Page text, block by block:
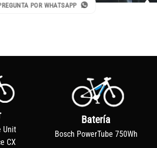
POR WHATSAPP
Unit
CX
Batería
Bosch PowerTube 750Wh